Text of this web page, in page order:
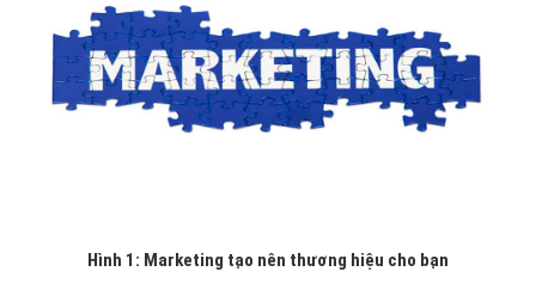
Hình 1: Marketing tạo nên thương hiệu cho bạn